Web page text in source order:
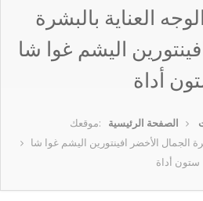
العناية بالبشرة
اليشم غوا شا
أداة
موقعك: الصفحة الرئيسية
الجمال الأخضر افينتورين اليشم غوا شا
ستون أداة